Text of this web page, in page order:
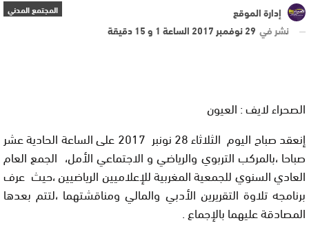
المجتمع المدني
إدارة الموقع
نشر في 29 نوفمبر 2017 الساعة 1 و 15 دقيقة
الصحراء لايف : العيون
إنعقد صباح اليوم الثلاثاء 28 نونبر 2017 على الساعة الحادية عشر
صباحا ،بالمركب التربوي والرياضي و الاجتماعي الأمل، الجمع العام
العادي السنوي للجمعية المغربية للإعلاميين الرياضيين ،حيث عرف
برنامجه تلاوة التقريرين الأدبي والمالي ومناقشتهما ،لتتم بعدها
المصادقة عليهما بالإجماع .